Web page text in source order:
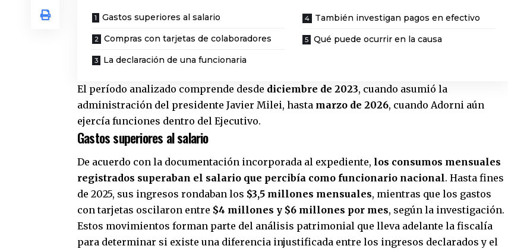
Gastos superiores al salario
Compras con tarjetas de colaboradores
La declaración de una funcionaria
También investigan pagos en efectivo
Qué puede ocurrir en la causa
El período analizado comprende desde diciembre de 2023, cuando asumió la
administración del presidente Javier Milei, hasta marzo de 2026, cuando Adorni aún
ejercía funciones dentro del Ejecutivo.
Gastos superiores al salario
De acuerdo con la documentación incorporada al expediente, los consumos mensuales
registrados superaban el salario que percibía como funcionario nacional. Hasta fines
de 2025, sus ingresos rondaban los $3,5 millones mensuales, mientras que los gastos
con tarjetas oscilaron entre $4 millones y $6 millones por mes, según la investigación.
Estos movimientos forman parte del análisis patrimonial que lleva adelante la fiscalía
para determinar si existe una diferencia injustificada entre los ingresos declarados y el